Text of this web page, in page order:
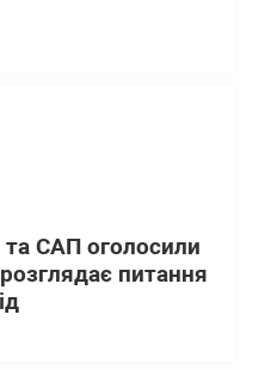
САП оголосили
питання